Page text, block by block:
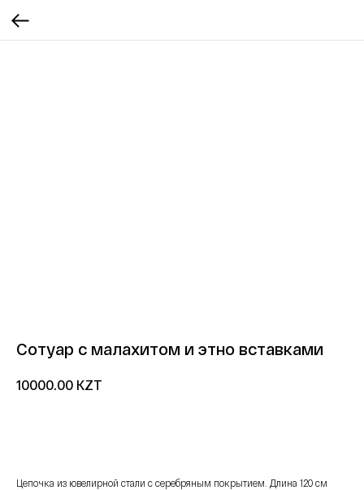
Сотуар с малахитом и этно вставками
10000.00 KZT
Цепочка из ювелирной стали с серебряным покрытием. Длина 120 см